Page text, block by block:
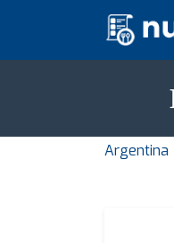
Argentina